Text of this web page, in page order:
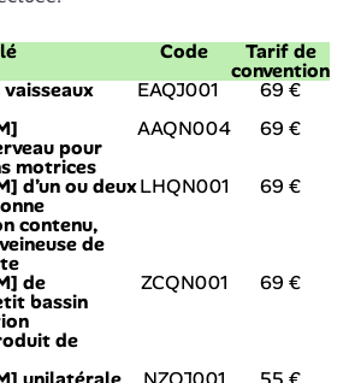
Code Tarif de
convention
EAQJ001
69 €
pour
motrices
AAQN004 69 €
d’un ou deux
contenu,
de
LHQN001 69 €
de
bassin
de
ZCQN001 69 €